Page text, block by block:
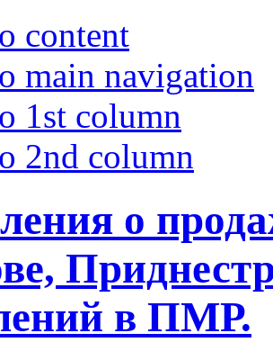
content
main navigation
1st column
2nd column
о
в ПМР.